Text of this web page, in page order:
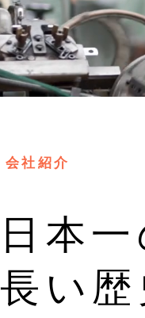
会社紹介
日本
長い